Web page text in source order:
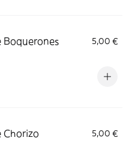
Boquerones
5,00 €
Chorizo
5,00 €